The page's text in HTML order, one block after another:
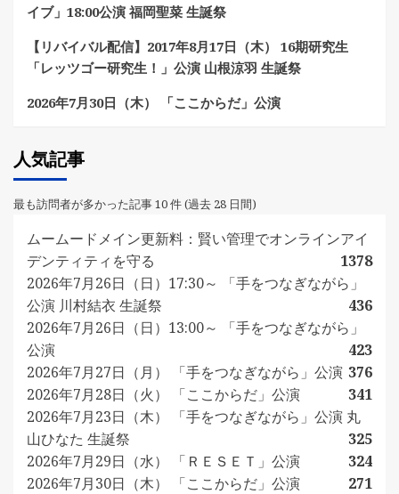
イブ」18:00公演 福岡聖菜 生誕祭
【リバイバル配信】2017年8月17日（木） 16期研究生
「レッツゴー研究生！」公演 山根涼羽 生誕祭
2026年7月30日（木） 「ここからだ」公演
人気記事
最も訪問者が多かった記事 10 件 (過去 28 日間)
ムームードメイン更新料：賢い管理でオンラインアイ
デンティティを守る
1378
2026年7月26日（日）17:30～ 「手をつなぎながら」
公演 川村結衣 生誕祭
436
2026年7月26日（日）13:00～ 「手をつなぎながら」
公演
423
2026年7月27日（月） 「手をつなぎながら」公演 376
2026年7月28日（火） 「ここからだ」公演
341
2026年7月23日（木） 「手をつなぎながら」公演 丸
山ひなた 生誕祭
325
2026年7月29日（水） 「ＲＥＳＥＴ」公演
324
2026年7月30日（木） 「ここからだ」公演
271